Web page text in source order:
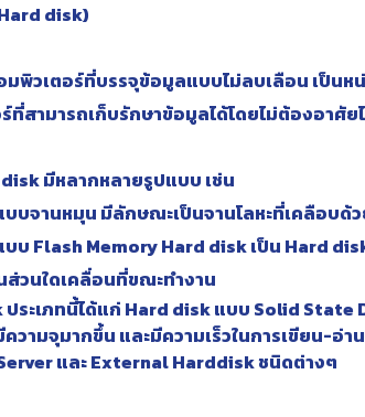
disk)
พิวเตอร์ที่บรรจุข้อมูลแบบไม่ลบเลือน เป็นห
ที่สามารถเก็บรักษาข้อมูลได้โดยไม่ต้องอาศัย
มีหลากหลายรูปแบบ เช่น
บจานหมุน มีลักษณะเป็นจานโลหะที่เคลือบด้
บ Flash Memory Hard disk เป็น Hard
ส่วนใดเคลื่อนที่ขณะทำงาน
ระเภทนี้ได้แก่ Hard disk แบบ Solid State
วามจุมากขึ้น และมีความเร็วในการเขียน-อ่
และ External Harddisk ชนิดต่างๆ